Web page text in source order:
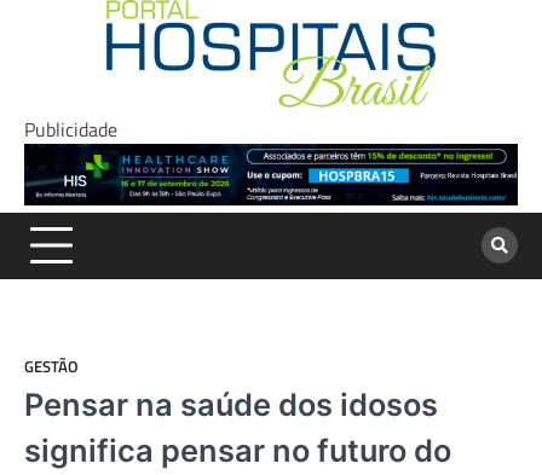
Publicidade
GESTÃO
Pensar na saúde dos idosos
significa pensar no futuro do